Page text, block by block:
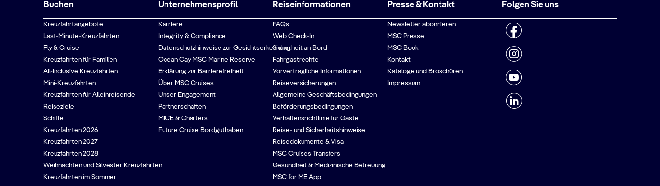
Buchen
Kreuzfahrtangebote
Last-Minute-Kreuzfahrten
Fly & Cruise
Kreuzfahrten für Familien
All-Inclusive Kreuzfahrten
Mini-Kreuzfahrten
Kreuzfahrten für Alleinreisende
Reiseziele
Schiffe
Kreuzfahrten 2026
Kreuzfahrten 2027
Kreuzfahrten 2028
Weihnachten und Silvester Kreuzfahrten
Kreuzfahrten im Sommer
Unternehmensprofil
Karriere
Integrity & Compliance
Datenschutzhinweise zur Gesichtserkennung
Ocean Cay MSC Marine Reserve
Erklärung zur Barrierefreiheit
Über MSC Cruises
Unser Engagement
Partnerschaften
MICE & Charters
Future Cruise Bordguthaben
Reiseinformationen
FAQs
Web Check-In
Sicherheit an Bord
Fahrgastrechte
Vorvertragliche Informationen
Reiseversicherungen
Allgemeine Geschäftsbedingungen
Beförderungsbedingungen
Verhaltensrichtlinie für Gäste
Reise- und Sicherheitshinweise
Reisedokumente & Visa
MSC Cruises Transfers
Gesundheit & Medizinische Betreuung
MSC for ME App
Presse & Kontakt
Newsletter abonnieren
MSC Presse
MSC Book
Kontakt
Kataloge und Broschüren
Impressum
Folgen Sie uns